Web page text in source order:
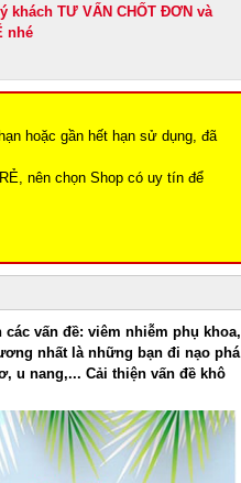
khách TƯ VẤN CHỐT ĐƠN và
nhé
hoặc gần hết hạn sử dụng, đã
nên chọn Shop có uy tín để
vấn đề: viêm nhiễm phụ khoa,
nhất là những bạn đi nạo phá
u nang,... Cải thiện vấn đề khô